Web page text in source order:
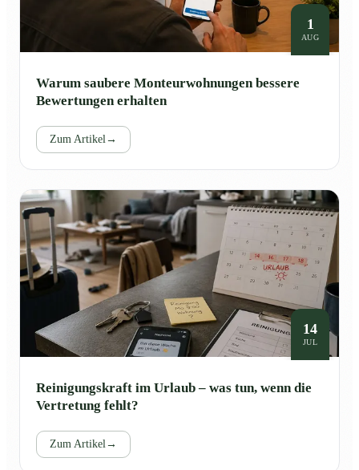
1
AUG
Warum saubere Monteurwohnungen bessere
Bewertungen erhalten
Zum Artikel →
14
JUL
Reinigungskraft im Urlaub – was tun, wenn die
Vertretung fehlt?
Zum Artikel →